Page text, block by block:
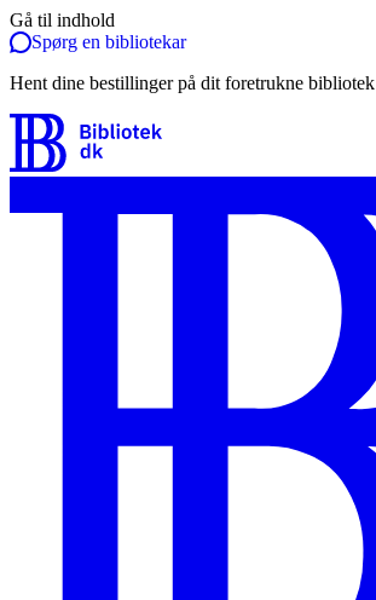
Gå til indhold
Spørg en bibliotekar
Hent dine bestillinger på dit foretrukne bibliotek